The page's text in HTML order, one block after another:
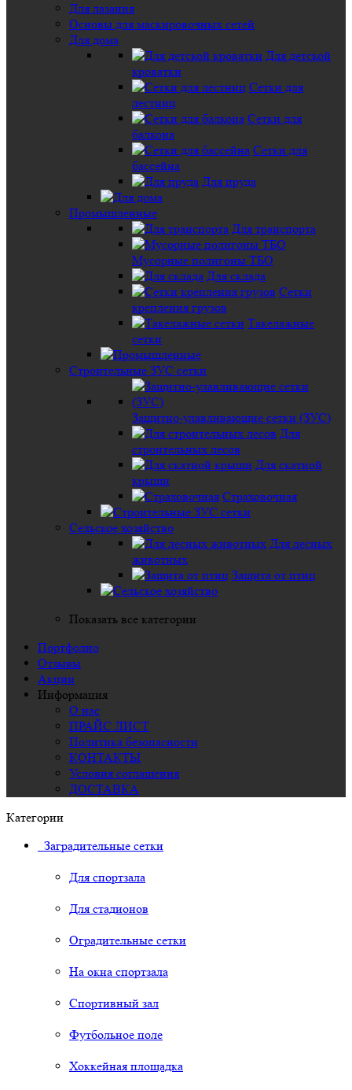
Для лазания
Основы для маскировочных сетей
Для дома
Для детской
кроватки
Сетки для
лестниц
Сетки для
балкона
Сетки для
бассейна
Для пруда
Промышленные
Для транспорта
Мусорные полигоны ТБО
Для склада
Сетки
крепления грузов
Такелажные
сетки
Строительные ЗУС сетки
Защитно-улавливающие сетки (ЗУС)
Для
строительных лесов
Для скатной
крыши
Страховочная
Сельское хозяйство
Для лесных
животных
Защита от птиц
Показать все категории
Портфолио
Отзывы
Акции
Информация
О нас
ПРАЙС ЛИСТ
Политика безопасности
КОНТАКТЫ
Условия соглашения
ДОСТАВКА
Категории
Заградительные сетки
Для спортзала
Для стадионов
Оградительные сетки
На окна спортзала
Спортивный зал
Футбольное поле
Хоккейная площадка